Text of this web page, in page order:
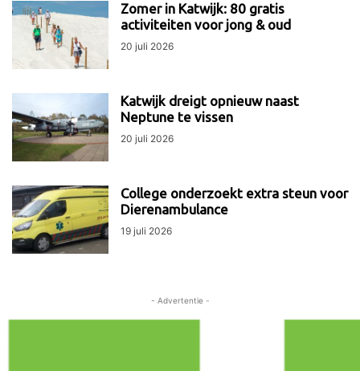
Zomer in Katwijk: 80 gratis
activiteiten voor jong & oud
20 juli 2026
Katwijk dreigt opnieuw naast
Neptune te vissen
20 juli 2026
College onderzoekt extra steun voor
Dierenambulance
19 juli 2026
- Advertentie -